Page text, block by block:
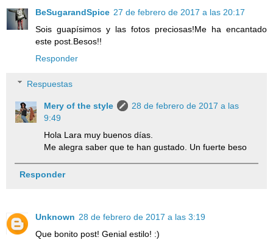
BeSugarandSpice 27 de febrero de 2017 a las 20:17
Sois guapísimos y las fotos preciosas!Me ha encantado
este post.Besos!!
Responder
Respuestas
Mery of the style
28 de febrero de 2017 a las
9:49
Hola Lara muy buenos días.
Me alegra saber que te han gustado. Un fuerte beso
Responder
Unknown 28 de febrero de 2017 a las 3:19
Que bonito post! Genial estilo! :)